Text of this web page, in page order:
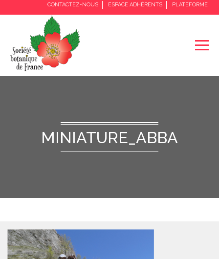
CONTACTEZ-NOUS ESPACE ADHÉRENTS PLATEFORME
MINIATURE_ABBA